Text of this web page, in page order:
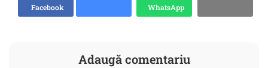
Facebook
WhatsApp
Adaugă comentariu